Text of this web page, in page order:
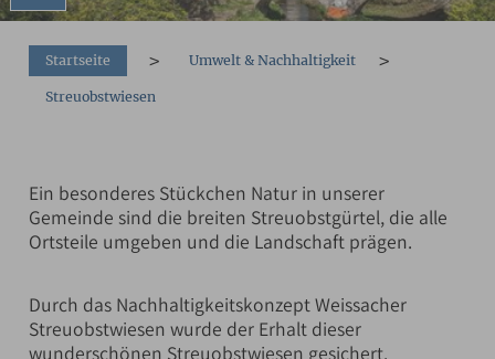
Startseite Umwelt & Nachhaltigkeit
Streuobstwiesen
Ein besonderes Stückchen Natur in unserer
Gemeinde sind die breiten Streuobstgürtel, die alle
Ortsteile umgeben und die Landschaft prägen.
Durch das Nachhaltigkeitskonzept Weissacher
Streuobstwiesen wurde der Erhalt dieser
wunderschönen Streuobstwiesen gesichert.